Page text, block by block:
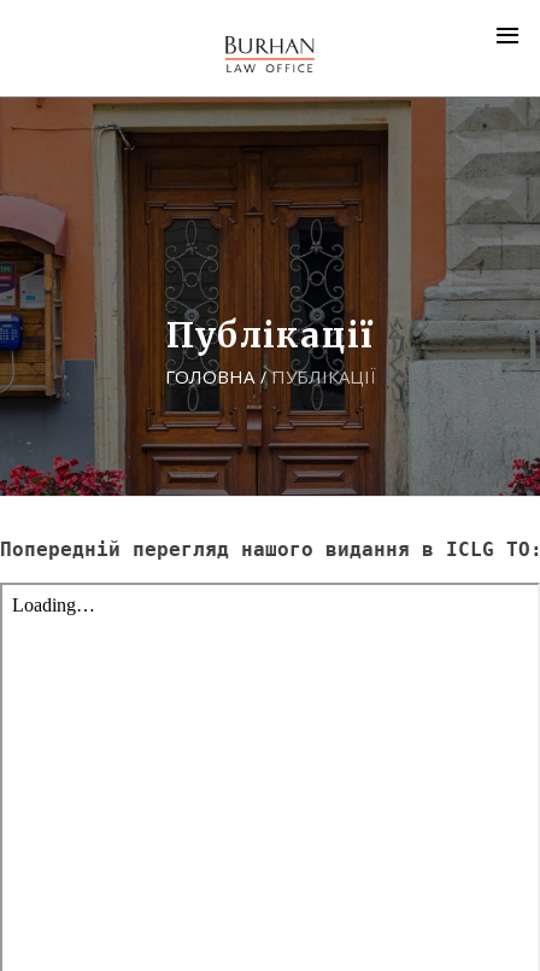
Публікації
ГОЛОВНА /ПУБЛІКАЦІЇ
Попередній перегляд нашого видання в ICLG